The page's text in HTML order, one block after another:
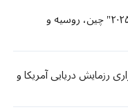
برگزاری رزمایش مشترک "همکاری مرزی ۲۰۲۵" چین، روسیه و
رزمایش دریایی آمریکا و